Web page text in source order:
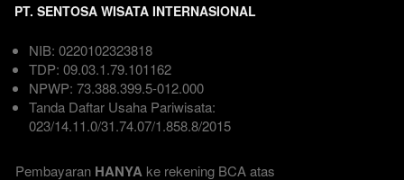
PT. SENTOSA WISATA INTERNASIONAL
NIB: 0220102323818
TDP: 09.03.1.79.101162
NPWP: 73.388.399.5-012.000
Tanda Daftar Usaha Pariwisata:
023/14.11.0/31.74.07/1.858.8/2015
Pembayaran HANYA ke rekening BCA atas